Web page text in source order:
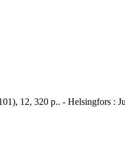
12, 320 p.. - Helsingfors :